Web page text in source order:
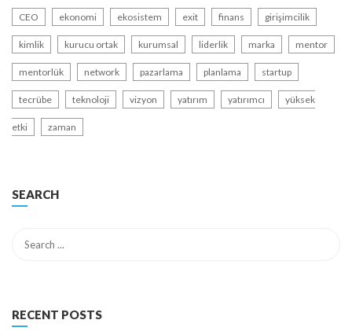
CEO ekonomi ekosistem exit finans girişimcilik
kimlik kurucu ortak kurumsal liderlik marka mentor
mentorlük network pazarlama planlama startup
tecrübe teknoloji vizyon yatırım yatırımcı yüksek
etki zaman
SEARCH
RECENT POSTS